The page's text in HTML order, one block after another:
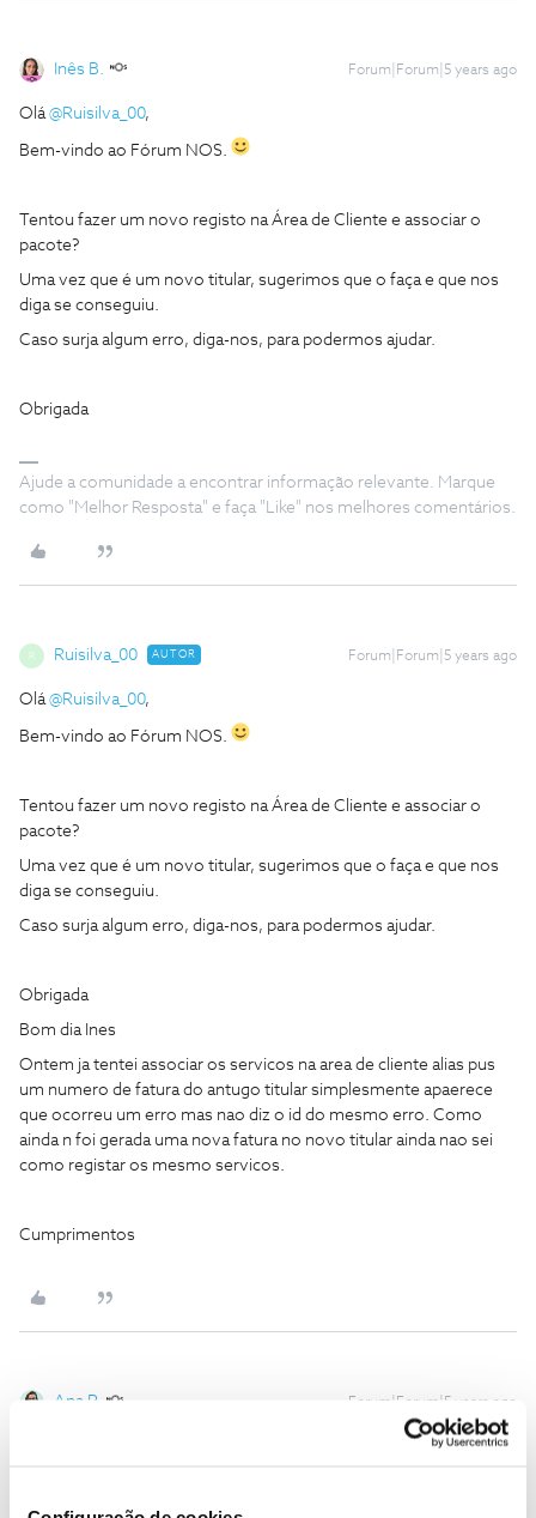
Inês B. Forum|Forum|5 years ago
Olá@Ruisilva_00,
Bem-vindo ao Fórum NOS.
Tentou fazer um novo registo na Área de Cliente e associar o
pacote?
Uma vez que é um novo titular, sugerimos que o faça e que nos
diga se conseguiu.
Caso surja algum erro, diga-nos, para podermos ajudar.
Obrigada
Ajude a comunidade a encontrar informação relevante. Marque
como "Melhor Resposta" e faça "Like" nos melhores comentários.
R Ruisilva_00 AUTOR Forum|Forum|5 years ago
Olá@Ruisilva_00,
Bem-vindo ao Fórum NOS.
Tentou fazer um novo registo na Área de Cliente e associar o
pacote?
Uma vez que é um novo titular, sugerimos que o faça e que nos
diga se conseguiu.
Caso surja algum erro, diga-nos, para podermos ajudar.
Obrigada
Bom dia Ines
Ontem ja tentei associar os servicos na area de cliente alias pus
um numero de fatura do antugo titular simplesmente apaerece
que ocorreu um erro mas nao diz o id do mesmo erro. Como
ainda n foi gerada uma nova fatura no novo titular ainda nao sei
como registar os mesmo servicos.
Cumprimentos
Ana P. Forum|Forum|5 years ago